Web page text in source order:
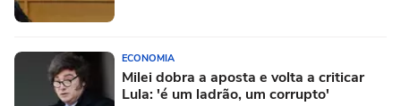
ECONOMIA
Milei dobra a aposta e volta a criticar
Lula: 'é um ladrão, um corrupto'